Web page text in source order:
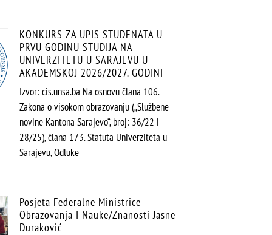
KONKURS ZA UPIS STUDENATA U
PRVU GODINU STUDIJA NA
UNIVERZITETU U SARAJEVU U
AKADEMSKOJ 2026/2027. GODINI
Izvor: cis.unsa.ba Na osnovu člana 106.
Zakona o visokom obrazovanju („Službene
novine Kantona Sarajevo“, broj: 36/22 i
28/25), člana 173. Statuta Univerziteta u
Sarajevu, Odluke
Posjeta Federalne Ministrice
Obrazovanja I Nauke/znanosti Jasne
Duraković